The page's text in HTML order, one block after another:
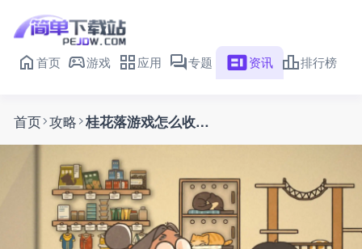
首页 游戏 应用 专题 资讯 排行榜
首页 攻略 桂花落游戏怎么收集全部声音